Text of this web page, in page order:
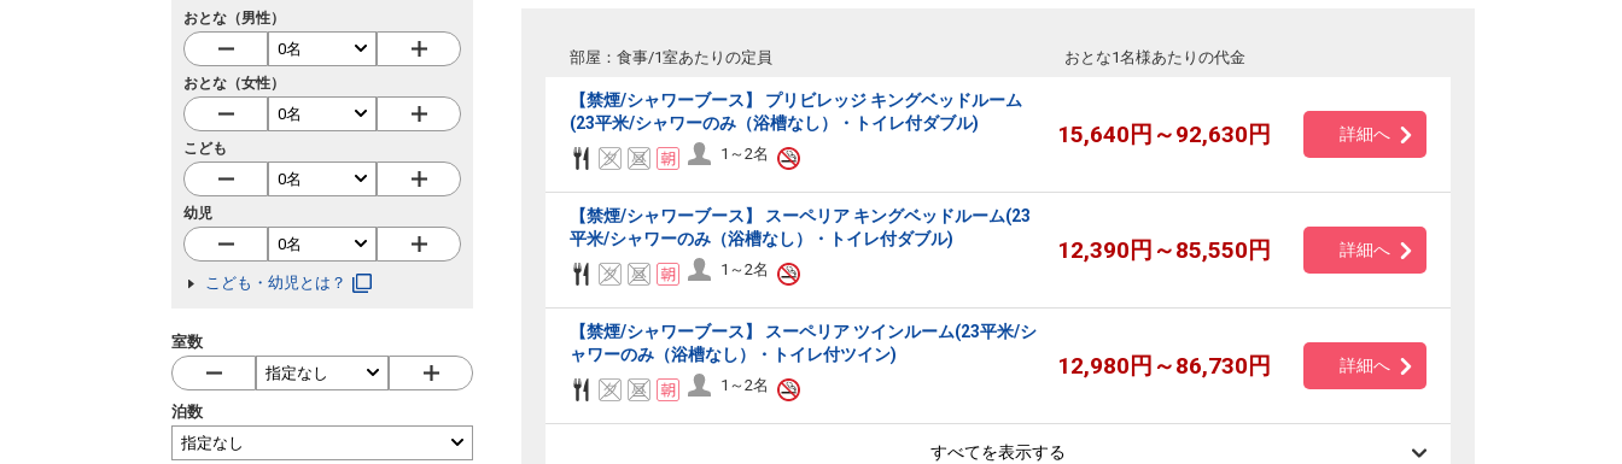
おとな（男性）
おとな（女性）
こども
幼児
こども・幼児とは？
室数
泊数
部屋：食事/1室あたりの定員 おとな1名様あたりの代金
【禁煙/シャワーブース】 プリビレッジ キングベッドルーム
(23平米/シャワーのみ（浴槽なし）・トイレ付ダブル)
1～2名
15,640円～92,630円 詳細へ
【禁煙/シャワーブース】 スーペリア キングベッドルーム(23
平米/シャワーのみ（浴槽なし）・トイレ付ダブル)
1～2名
12,390円～85,550円 詳細へ
【禁煙/シャワーブース】 スーペリア ツインルーム(23平米/シ
ャワーのみ（浴槽なし）・トイレ付ツイン)
1～2名
12,980円～86,730円 詳細へ
すべてを表示する